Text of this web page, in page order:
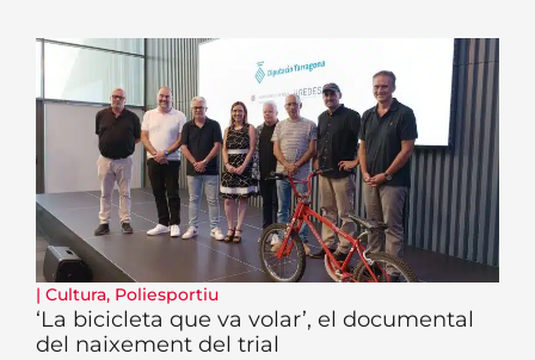
| Cultura, Poliesportiu
‘La bicicleta que va volar’, el documental
del naixement del trial